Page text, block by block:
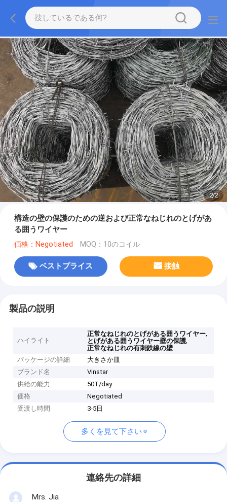
2/2
構造の壁の保護のための逆および正常なねじれのとげがあ
る囲うワイヤー
価格：Negotiated MOQ：10のコイル
ベストプライス 接触
製品の説明
ハイライト
正常なねじれのとげがある囲うワイヤー,
とげがある囲うワイヤー壁の保護,
正常なねじれの有刺鉄線の壁
パッケージの詳細
大きさか皿
ブランド名
Vinstar
供給の能力
50T/day
価格
Negotiated
受渡し時間
3-5日
多くを見て下さい
連絡先の詳細
Mrs. Jia